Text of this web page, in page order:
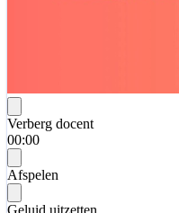
Verberg docent
00:00
Afspelen
Geluid uitzetten